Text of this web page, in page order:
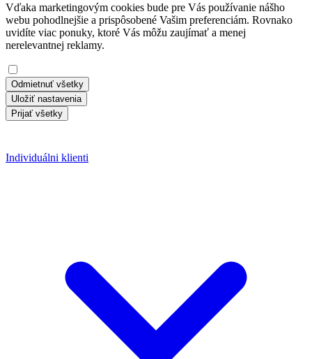
Vďaka marketingovým cookies bude pre Vás používanie nášho
webu pohodlnejšie a prispôsobené Vašim preferenciám. Rovnako
uvidíte viac ponuky, ktoré Vás môžu zaujímať a menej
nerelevantnej reklamy.
Odmietnuť všetky
Uložiť nastavenia
Prijať všetky
Individuálni klienti